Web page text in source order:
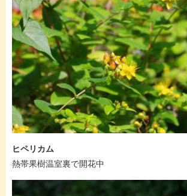
ヒペリカム
熱帯果樹温室裏で開花中